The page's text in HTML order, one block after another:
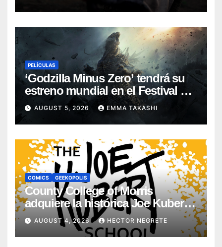
PELÍCULAS
‘Godzilla Minus Zero’ tendrá su
estreno mundial en el Festival de
Cine de Nueva York
AUGUST 5, 2026 EMMA TAKASHI
COMICS GEEKOPOLIS
County College of Morris
adquiere la histórica Joe Kubert
School
AUGUST 4, 2026 HECTOR NEGRETE